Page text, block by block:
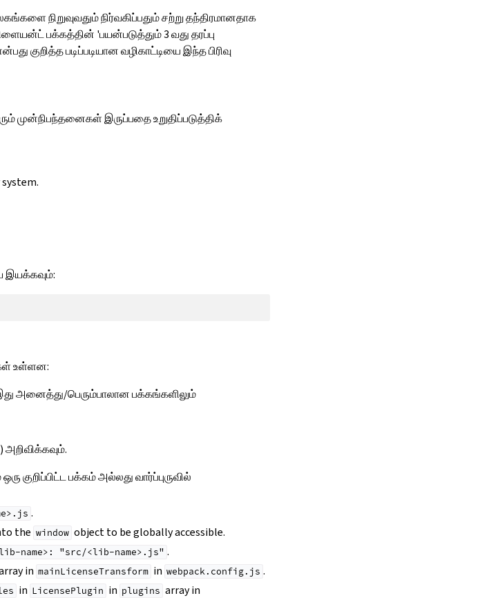
நிறுவுவதும் நிர்வகிப்பதும் சற்று தந்திரமானதாக
பக்கத்தின் 'பயன்படுத்தும் 3 வது தரப்பு
குறித்த படிப்படியான வழிகாட்டியை இந்த பிரிவு
முன்நிபந்தனைகள் இருப்பதை உறுதிப்படுத்திக்
இயக்கவும்:
உள்ளன:
அனைத்து/பெரும்பாலான பக்கங்களிலும்
குறிப்பிட்ட பக்கம் அல்லது வார்ப்புருவில்
.
the window object to be globally accessible.
name>: "src/<lib-name>.js" .
in mainLicenseTransform in webpack.config.js .
in LicensePlugin in plugins array in